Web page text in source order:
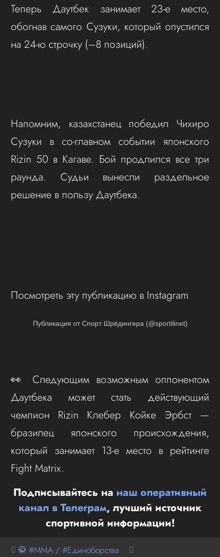
Теперь Даутбек занимает 23-е место,
обогнав самого Сузуки, который опустился
на 24-ю строчку (–8 позиций).
Напомним, казахстанец победил Чихиро
Сузуки в со-главном событии японского
Rizin 50 в Кагаве. Бой продлился все три
раунда. Судьи вынесли раздельное
решение в пользу Даутбека.
Посмотреть эту публикацию в Instagram
Публикация от Спорт Шрёдингера (@sportilinet)
👀 Следующим возможным оппонентом
Даутбека может стать действующий
чемпион Rizin Клебер Койке Эрбст —
бразилец японского происхождения,
который занимает 13-е место в рейтинге
Fight Matrix.
Подписывайтесь на наш оперативный
канал в Телеграм, лучший источник
спортивной информации!
🥋 #MMA / #Единоборства